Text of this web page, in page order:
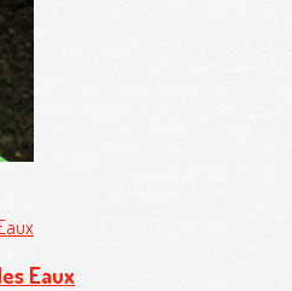
Eaux